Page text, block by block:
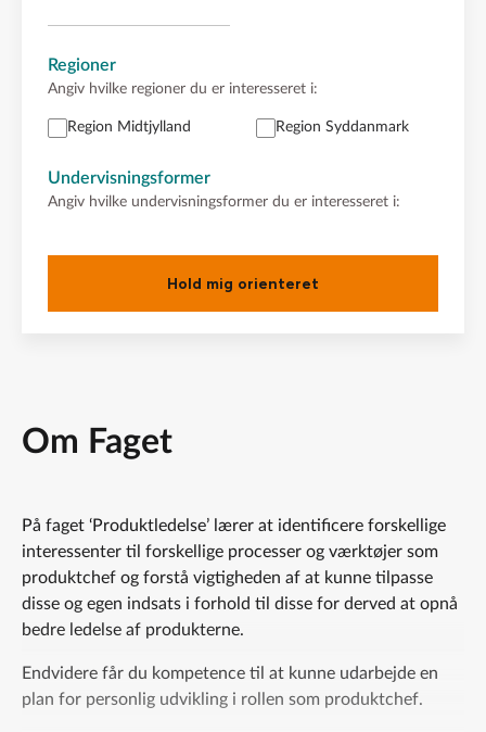
Om Faget
På faget ‘Produktledelse’ lærer at identificere forskellige
interessenter til forskellige processer og værktøjer som
produktchef og forstå vigtigheden af at kunne tilpasse
disse og egen indsats i forhold til disse for derved at opnå
bedre ledelse af produkterne.
Endvidere får du kompetence til at kunne udarbejde en
plan for personlig udvikling i rollen som produktchef.
Regioner
Angiv hvilke regioner du er interesseret i:
Region Midtjylland Region Syddanmark
Undervisningsformer
Angiv hvilke undervisningsformer du er interesseret i:
Hold mig orienteret